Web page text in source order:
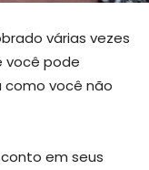
várias vezes
você pode
como você não
em seus